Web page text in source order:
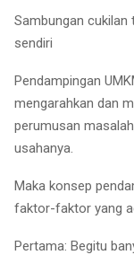
Sambungan cukilan
sendiri
Pendampingan
mengarahkan dan
perumusan
usahanya.
Maka konsep
faktor-faktor yang
Pertama: Begitu